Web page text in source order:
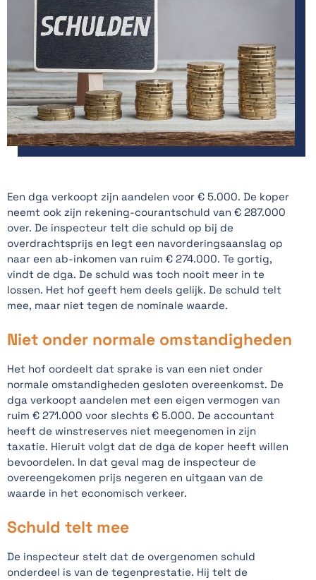
Een dga verkoopt zijn aandelen voor € 5.000. De koper
neemt ook zijn rekening-courantschuld van € 287.000
over. De inspecteur telt die schuld op bij de
overdrachtsprijs en legt een navorderingsaanslag op
naar een ab-inkomen van ruim € 274.000. Te gortig,
vindt de dga. De schuld was toch nooit meer in te
lossen. Het hof geeft hem deels gelijk. De schuld telt
mee, maar niet tegen de nominale waarde.
Niet onder normale omstandigheden
Het hof oordeelt dat sprake is van een niet onder
normale omstandigheden gesloten overeenkomst. De
dga verkoopt aandelen met een eigen vermogen van
ruim € 271.000 voor slechts € 5.000. De accountant
heeft de winstreserves niet meegenomen in zijn
taxatie. Hieruit volgt dat de dga de koper heeft willen
bevoordelen. In dat geval mag de inspecteur de
overeengekomen prijs negeren en uitgaan van de
waarde in het economisch verkeer.
Schuld telt mee
De inspecteur stelt dat de overgenomen schuld
onderdeel is van de tegenprestatie. Hij telt de